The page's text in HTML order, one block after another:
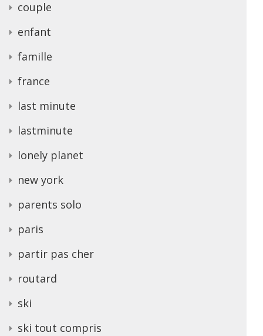
couple
enfant
famille
france
last minute
lastminute
lonely planet
new york
parents solo
paris
partir pas cher
routard
ski
ski tout compris